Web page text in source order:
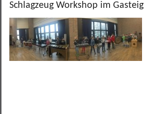
Jugendsozialarbeit
Schulsozialarbeit
Schulberatung
Ganztagesklassen
Bandklassen
Leistungssportklassen
Schuleinschreibung
Lernentwicklungsgespräch
Lese- und Schreibentwicklung
Mittelschule
M-Zug
Bandklassen
Informationen
Termine
Kontakt
Schlagzeug Workshop im Gasteig